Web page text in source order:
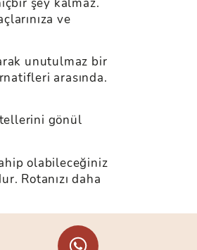
ve
unutulmaz bir
arasında.
gönül
olabileceğiniz
Rotanızı daha